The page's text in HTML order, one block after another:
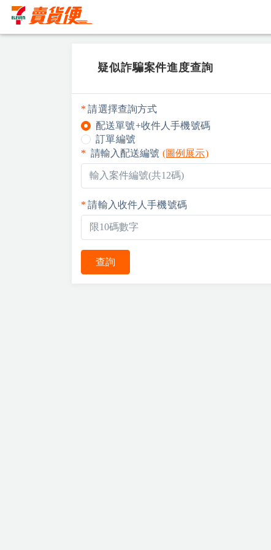
疑似詐騙案件進度查詢
請選擇查詢方式
配送單號+收件人手機號碼
訂單編號
請輸入配送編號 (圖例展示)
請輸入收件人手機號碼
查詢